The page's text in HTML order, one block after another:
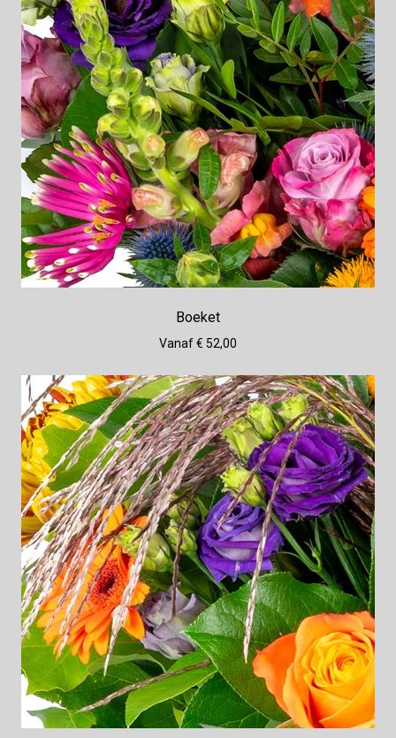
Boeket
Vanaf € 52,00